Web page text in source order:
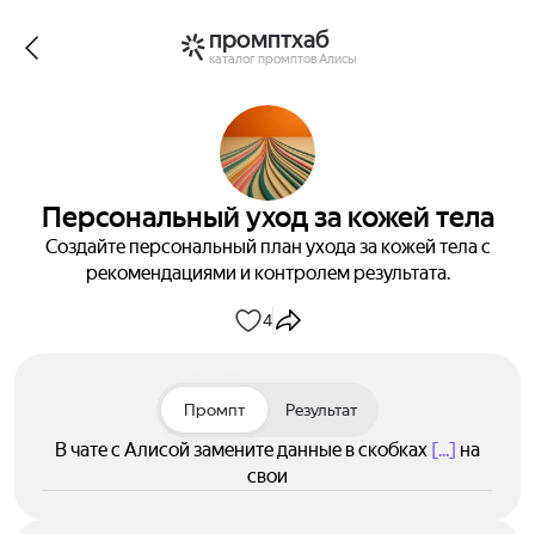
промптхаб
каталог промптов Алисы
Персональный уход за кожей тела
Создайте персональный план ухода за кожей тела с
рекомендациями и контролем результата.
4
Промпт Результат
В чате с Алисой замените данные в скобках [...] на
свои